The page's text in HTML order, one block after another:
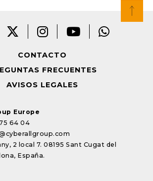
CONTACTO
FRECUENTES
AVISOS LEGALES
Europe
64 04
2 local 7. 08195 Sant Cugat del
España.